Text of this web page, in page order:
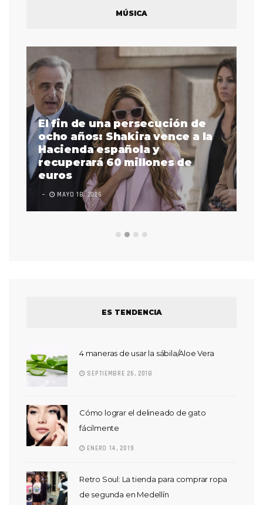
MÚSICA
El fin de una persecución de
ocho años: Shakira vence a la
Hacienda española y
recuperará 60 millones de
euros
MAYO 18, 2026
ES TENDENCIA
4 maneras de usar la sábila/Aloe Vera
SEPTIEMBRE 26, 2018
Cómo lograr el delineado de gato
fácilmente
ENERO 14, 2019
Retro Soul: La tienda para comprar ropa
de segunda en Medellín